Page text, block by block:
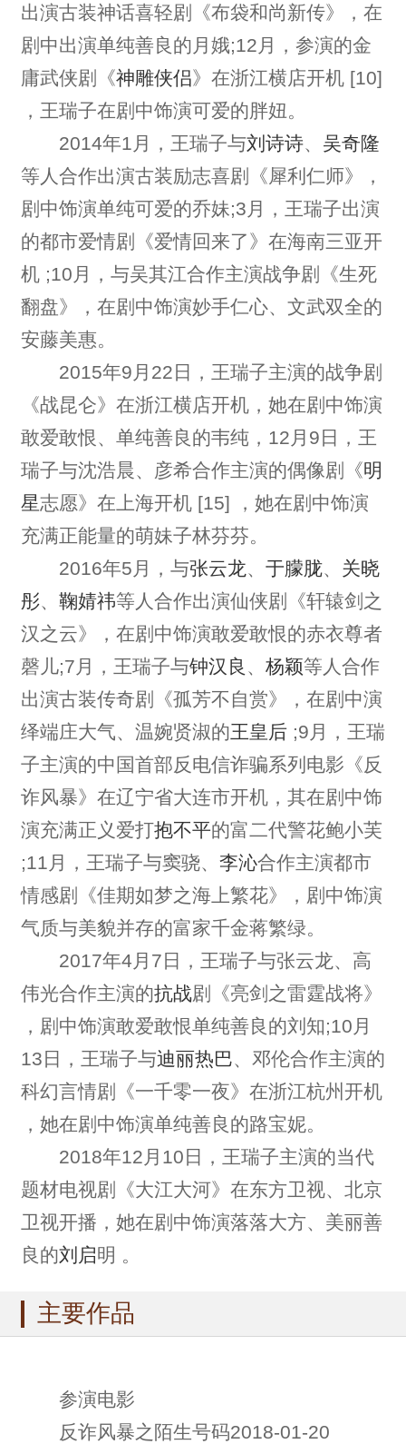
出演古装神话喜轻剧《布袋和尚新传》，在
剧中出演单纯善良的月娥;12月，参演的金
庸武侠剧《神雕侠侣》在浙江横店开机 [10]
，王瑞子在剧中饰演可爱的胖妞。
2014年1月，王瑞子与刘诗诗、 吴奇隆
等人合作出演古装励志喜剧《犀利仁师》，
剧中饰演单纯可爱的乔妹;3月，王瑞子出演
的都市爱情剧《爱情回来了》在海南三亚开
机 ;10月，与吴其江合作主演战争剧《生死
翻盘》，在剧中饰演妙手仁心、文武双全的
安藤美惠。
2015年9月22日，王瑞子主演的战争剧
《战昆仑》在浙江横店开机，她在剧中饰演
敢爱敢恨、单纯善良的韦纯，12月9日，王
瑞子与沈浩晨、彦希合作主演的偶像剧《明
星志愿》在上海开机 [15] ，她在剧中饰演
充满正能量的萌妹子林芬芬。
2016年5月，与张云龙、 于朦胧、 关晓
彤、 鞠婧祎等人合作出演仙侠剧《轩辕剑之
汉之云》，在剧中饰演敢爱敢恨的赤衣尊者
磬儿;7月，王瑞子与钟汉良 、 杨颖等人合作
出演古装传奇剧《孤芳不自赏》，在剧中演
绎端庄大气、温婉贤淑的王皇后;9月，王瑞
子主演的中国首部反电信诈骗系列电影《反
诈风暴》在辽宁省大连市开机，其在剧中饰
演充满正义爱打抱不平的富二代警花鲍小芙
;11月，王瑞子与窦骁、 李沁合作主演都市
情感剧《佳期如梦之海上繁花》，剧中饰演
气质与美貌并存的富家千金蒋繁绿。
2017年4月7日，王瑞子与张云龙、高
伟光合作主演的抗战剧《亮剑之雷霆战将》
，剧中饰演敢爱敢恨单纯善良的刘知;10月
13日，王瑞子与迪丽热巴、邓伦合作主演的
科幻言情剧《一千零一夜》在浙江杭州开机
，她在剧中饰演单纯善良的路宝妮。
2018年12月10日，王瑞子主演的当代
题材电视剧《大江大河》在东方卫视、北京
卫视开播，她在剧中饰演落落大方、美丽善
良的刘启明 。
主要作品
参演电影
反诈风暴之陌生号码2018-01-20